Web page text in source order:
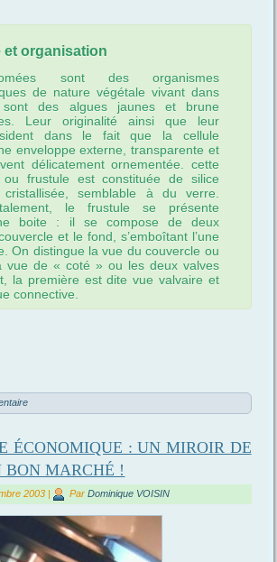
et organisation
sont des organismes
de nature végétale vivant dans
sont des algues jaunes et brune
Leur originalité ainsi que leur
dans le fait que la cellule
enveloppe externe, transparente et
délicatement ornementée. cette
ou frustule est constituée de silice
cristallisée, semblable à du verre.
le frustule se présente
boite : il se compose de deux
et le fond, s’emboîtant l’une
On distingue la vue du couvercle ou
vue de « coté » ou les deux valves
la première est dite vue valvaire et
connective.
ÉCONOMIQUE : UN MIROIR DE
MARCHÉ !
2003 | Par Dominique VOISIN